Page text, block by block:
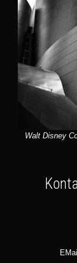
Walt Disney